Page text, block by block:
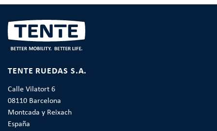
TENTE RUEDAS S.A.
Calle Vilatort 6
08110 Barcelona
Montcada y Reixach
España